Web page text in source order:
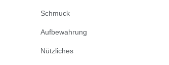
Schmuck
Aufbewahrung
Nützliches